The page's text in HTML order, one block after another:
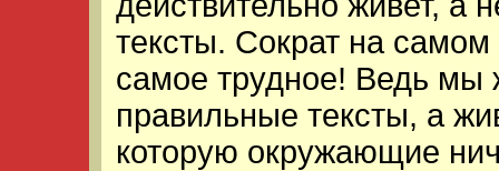
тексты. Сократ на
самое трудное! Ведь мы
правильные тексты, а
которую окружающие